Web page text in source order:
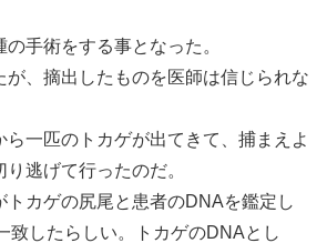
手術をする事となった。
が、摘出したものを医師は信じられな
一匹のトカゲが出てきて、捕まえよ
逃げて行ったのだ。
トカゲの尻尾と患者のDNAを鑑定し
致したらしい。トカゲのDNAとし